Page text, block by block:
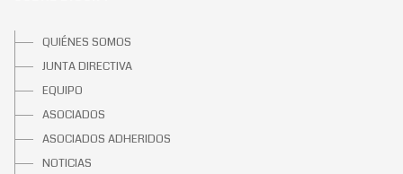
QUIÉNES SOMOS
JUNTA DIRECTIVA
EQUIPO
ASOCIADOS
ASOCIADOS ADHERIDOS
NOTICIAS